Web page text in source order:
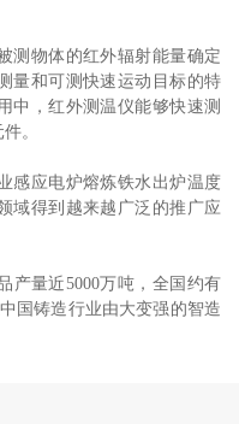
测物体的红外辐射能量确定
量和可测快速运动目标的特
中，红外测温仪能够快速测
。
感应电炉熔炼铁水出炉温度
域得到越来越广泛的推广应
产量近5000万吨，全国约有
国铸造行业由大变强的智造